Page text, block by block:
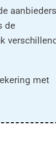
de
met